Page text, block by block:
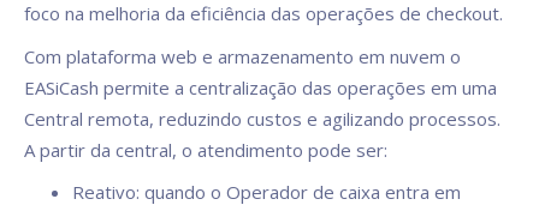
foco na melhoria da eficiência das operações de checkout.
Com plataforma web e armazenamento em nuvem o
EASiCash permite a centralização das operações em uma
Central remota, reduzindo custos e agilizando processos.
A partir da central, o atendimento pode ser:
Reativo: quando o Operador de caixa entra em